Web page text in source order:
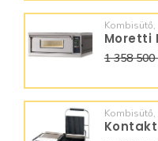
1 358 500